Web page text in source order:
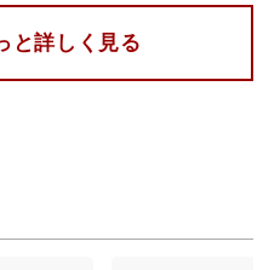
と詳しく見る